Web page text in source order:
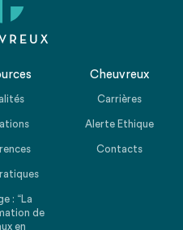
: “La
de
en
Cheuvreux
Carrières
Alerte Ethique
Contacts